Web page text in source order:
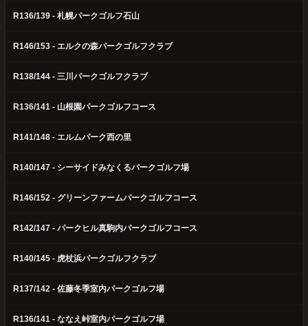
R136/139 - 札幌パークゴルフ石山
R146/153 - エルクの森パークゴルフクラブ
R138/144 - 三川パークゴルフクラブ
R136/141 - 山根園パークゴルフコース
R141/148 - エルムパーク西の里
R140/147 - シーサイドみなくるパークゴルフ場
R146/152 - グリーンファームパークゴルフコース
R142/147 - パークヒル真駒内パークゴルフコース
R140/145 - 虎杖浜パークゴルフクラブ
R137/142 - 佐藤冬季室内パークゴルフ場
R136/141 - ななえ峠室内パークゴルフ場